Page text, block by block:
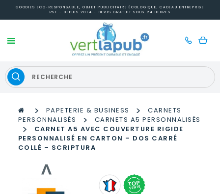
GOODIES ECO-RESPONSABLE, OBJET PUBLICITAIRE ÉCOLOGIQUE, CADEAU ENTREPRISE
RSE - DEPUIS 2014 - DEVIS GRATUIT SOUS 24 HEURES
> PAPETERIE & BUSINESS >
CARNETS
PERSONNALISÉS
> CARNETS A5 PERSONNALISÉS
>
CARNET A5 AVEC COUVERTURE RIGIDE
PERSONNALISÉ EN CARTON – DOS CARRÉ
COLLÉ – SCRIPTURA